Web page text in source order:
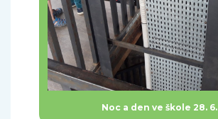
Noc a den ve škole 28. 6.